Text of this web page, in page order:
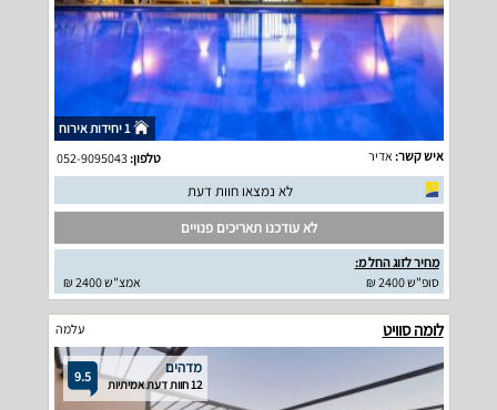
1 יחידות אירוח
איש קשר: אדיר טלפון:052-9095043
לא נמצאו חוות דעת
לא עודכנו תאריכים פנויים
מחיר לזוג החל מ:
סופ"ש 2400 ₪
אמצ"ש 2400 ₪
לומה סוויט עלמה
9.5 מדהים
12 חוות דעת אמיתיות